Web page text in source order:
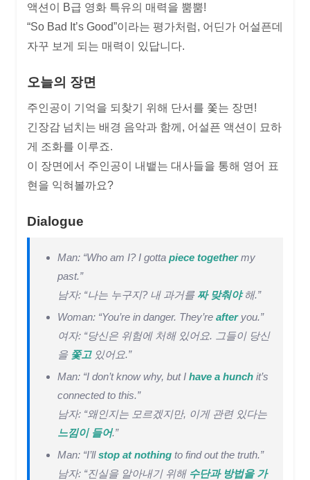
액션이 B급 영화 특유의 매력을 뿜뿜!
“So Bad It’s Good”이라는 평가처럼, 어딘가 어설픈데
자꾸 보게 되는 매력이 있답니다.
오늘의 장면
주인공이 기억을 되찾기 위해 단서를 쫓는 장면!
긴장감 넘치는 배경 음악과 함께, 어설픈 액션이 묘하
게 조화를 이루죠.
이 장면에서 주인공이 내뱉는 대사들을 통해 영어 표
현을 익혀볼까요?
Dialogue
Man: “Who am I? I gotta piece togethermy
past.”
남자: “나는 누구지? 내 과거를짜 맞춰야해.”
Woman: “You’re in danger. They’re afteryou.”
여자: “당신은 위험에 처해 있어요. 그들이 당신
을 쫓고있어요.”
Man: “I don’t know why, but I have a hunch it’s
connected to this.”
남자: “왜인지는 모르겠지만, 이게 관련 있다는
느낌이 들어.”
Man: “I’llstop at nothing to find out the truth.”
남자: “진실을 알아내기 위해 수단과 방법을 가